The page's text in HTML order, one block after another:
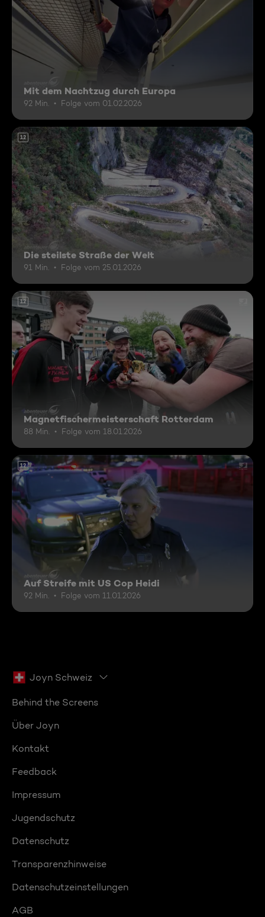
Mit dem Nachtzug durch Europa
92 Min. Folge vom 01.02.2026
12
Die steilste Straße der Welt
91 Min. Folge vom 25.01.2026
12
Magnetfischermeisterschaft Rotterdam
88 Min. Folge vom 18.01.2026
12
Auf Streife mit US Cop Heidi
92 Min. Folge vom 11.01.2026
Joyn Schweiz
Behind the Screens
Über Joyn
Kontakt
Feedback
Impressum
Jugendschutz
Datenschutz
Transparenzhinweise
Datenschutzeinstellungen
AGB